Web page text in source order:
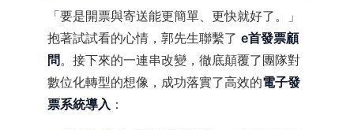
「要是開票與寄送能更簡單、更快就好了。」
抱著試試看的心情，郭先生聯繫了 e首發票顧
問。接下來的一連串改變，徹底顛覆了團隊對
數位化轉型的想像，成功落實了高效的電子發
票系統導入 ：